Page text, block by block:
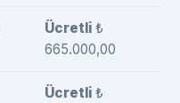
Ücretli ₺
665.000,00
Ücretli ₺